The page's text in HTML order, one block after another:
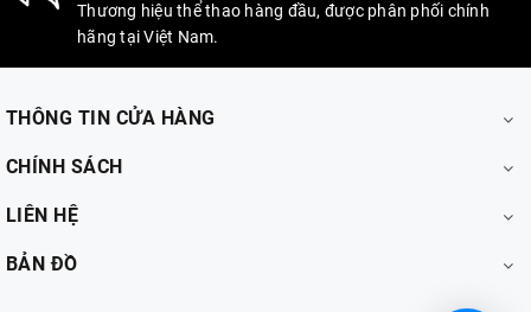
Thương hiệu thể thao hàng đầu, được phân phối chính
hãng tại Việt Nam.
THÔNG TIN CỬA HÀNG
CHÍNH SÁCH
LIÊN HỆ
BẢN ĐỒ